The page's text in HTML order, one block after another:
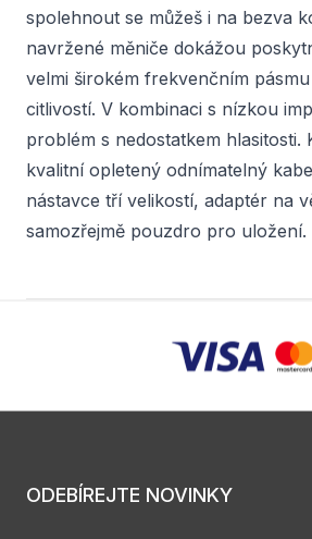
spolehnout se můžeš i na bezva
navržené měniče dokážou
velmi širokém frekvenčním
citlivostí. V kombinaci s nízkou
problém s nedostatkem hlasitosti.
kvalitní opletený odnímatelný
nástavce tří velikostí, adaptér na
samozřejmě pouzdro pro uložení.
ODEBÍREJTE NOVINKY